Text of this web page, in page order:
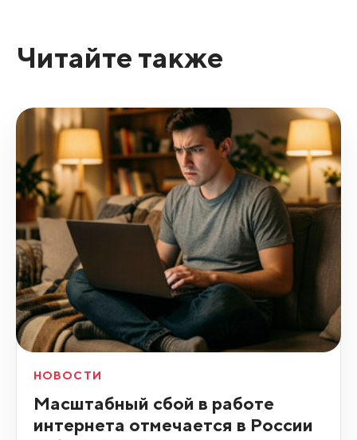
Читайте также
НОВОСТИ
Масштабный сбой в работе
интернета отмечается в России